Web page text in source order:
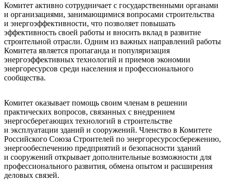
Комитет активно сотрудничает с государственными органами
и организациями, занимающимися вопросами строительства
и энергоэффективности, что позволяет повышать
эффективность своей работы и вносить вклад в развитие
строительной отрасли. Одним из важных направлений работы
Комитета является пропаганда и популяризация
энергоэффективных технологий и приемов экономии
энергоресурсов среди населения и профессионального
сообщества.
Комитет оказывает помощь своим членам в решении
практических вопросов, связанных с внедрением
энергосберегающих технологий в строительстве
и эксплуатации зданий и сооружений. Членство в Комитете
Российского Союза Строителей по энергоресурсосбережению,
энергообеспечению предприятий и безопасности зданий
и сооружений открывает дополнительные возможности для
профессионального развития, обмена опытом и расширения
деловых связей.